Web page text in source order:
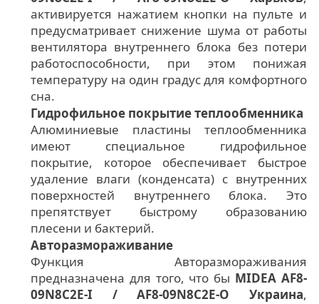
активируется нажатием кнопки на пульте и
предусматривает снижение шума от работы
вентилятора внутреннего блока без потери
работоспособности, при этом понижая
температуру на один градус для комфортного
сна.
Гидрофильное покрытие теплообменника
Алюминиевые пластины теплообменника
имеют специальное гидрофильное
покрытие, которое обеспечивает быстрое
удаление влаги (конденсата) с внутренних
поверхностей внутреннего блока. Это
препятствует быстрому образованию
плесени и бактерий.
Авторазмораживание
Функция Авторазмораживания
предназначена для того, что бы MIDEA AF8-
09N8C2E-I / AF8-09N8C2E-O Украина,